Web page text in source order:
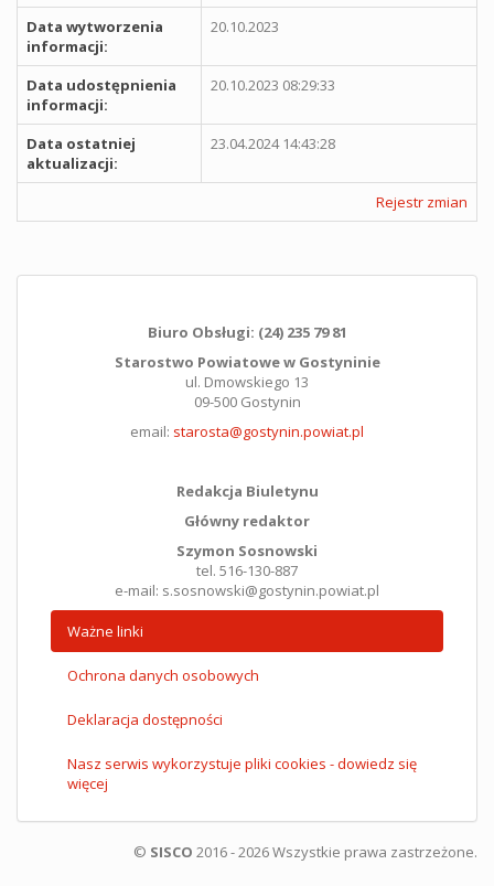
Data wytworzenia
informacji:
20.10.2023
Data udostępnienia
informacji:
20.10.2023 08:29:33
Data ostatniej
aktualizacji:
23.04.2024 14:43:28
Rejestr zmian
Biuro Obsługi: (24) 235 79 81
Starostwo Powiatowe w Gostyninie
ul. Dmowskiego 13
09-500 Gostynin
email: starosta@gostynin.powiat.pl
Redakcja Biuletynu
Główny redaktor
Szymon Sosnowski
tel. 516-130-887
e-mail: s.sosnowski@gostynin.powiat.pl
Ważne linki
Ochrona danych osobowych
Deklaracja dostępności
Nasz serwis wykorzystuje pliki cookies - dowiedz się
więcej
© SISCO 2016 - 2026 Wszystkie prawa zastrzeżone.